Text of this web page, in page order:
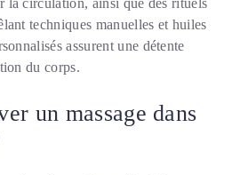
la circulation, ainsi que des rituels
techniques manuelles et huiles
assurent une détente
du corps.
un massage dans